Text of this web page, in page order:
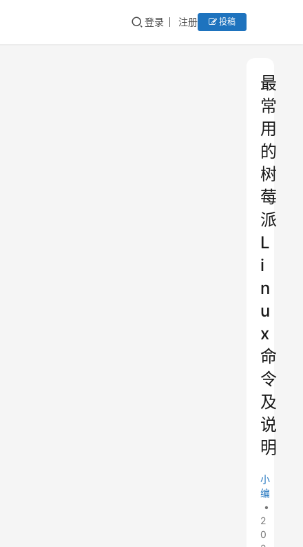
登录 注册 投稿
最
常
用
的
树
莓
派
L
i
n
u
x
命
令
及
说
明
小
编
•
2
0